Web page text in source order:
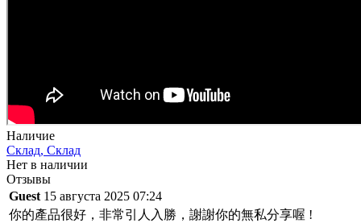
Наличие
Склад, Склад
Нет в наличии
Отзывы
Guest 15 августа 2025 07:24
你的產品很好，非常引人入勝，謝謝你的無私分享喔 !